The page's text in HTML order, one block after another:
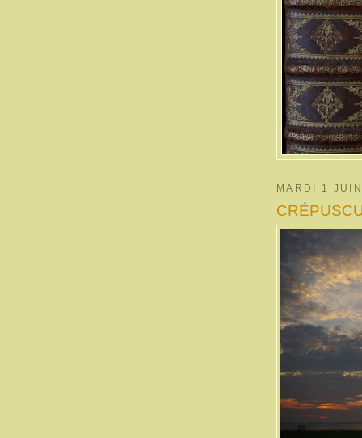
MARDI 1